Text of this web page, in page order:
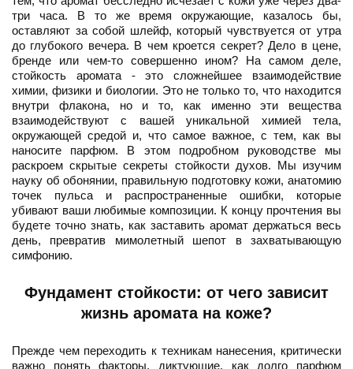
три часа. В то же время окружающие, казалось бы,
оставляют за собой шлейф, который чувствуется от утра
до глубокого вечера. В чем кроется секрет? Дело в цене,
бренде или чем-то совершенно ином? На самом деле,
стойкость аромата - это сложнейшее взаимодействие
химии, физики и биологии. Это не только то, что находится
внутри флакона, но и то, как именно эти вещества
взаимодействуют с вашей уникальной химией тела,
окружающей средой и, что самое важное, с тем, как вы
наносите парфюм. В этом подробном руководстве мы
раскроем скрытые секреты стойкости духов. Мы изучим
науку об обонянии, правильную подготовку кожи, анатомию
точек пульса и распространенные ошибки, которые
убивают ваши любимые композиции. К концу прочтения вы
будете точно знать, как заставить аромат держаться весь
день, превратив мимолетный шепот в захватывающую
симфонию.
Фундамент стойкости: от чего зависит
жизнь аромата на коже?
Прежде чем переходить к техникам нанесения, критически
важно понять факторы, диктующие, как долго парфюм